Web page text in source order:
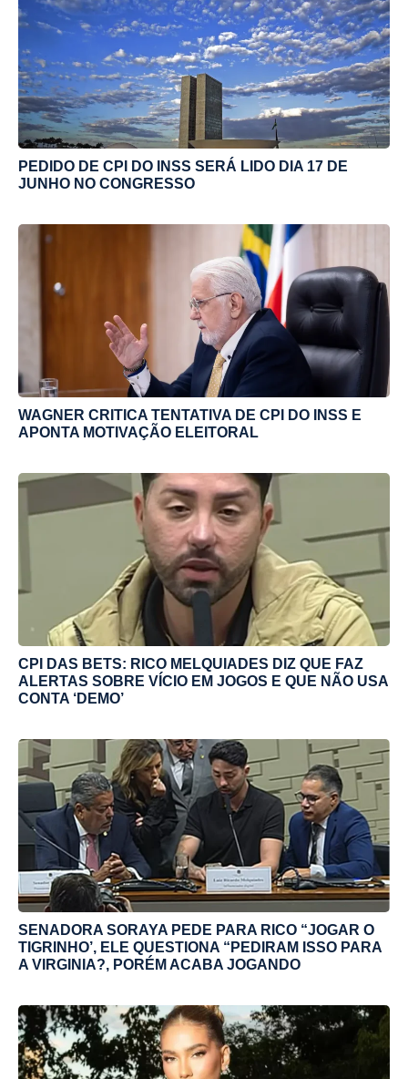
PEDIDO DE CPI DO INSS SERÁ LIDO DIA 17 DE
JUNHO NO CONGRESSO
WAGNER CRITICA TENTATIVA DE CPI DO INSS E
APONTA MOTIVAÇÃO ELEITORAL
CPI DAS BETS: RICO MELQUIADES DIZ QUE FAZ
ALERTAS SOBRE VÍCIO EM JOGOS E QUE NÃO USA
CONTA ‘DEMO’
SENADORA SORAYA PEDE PARA RICO “JOGAR O
TIGRINHO’, ELE QUESTIONA “PEDIRAM ISSO PARA
A VIRGINIA?, PORÉM ACABA JOGANDO